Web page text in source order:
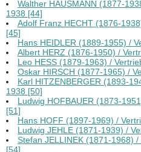
Walther HAUSMANN (1877-
1938 [44]
Adolf Franz HECHT (1876-
[45]
Hans HEIDLER (1889-1955) /
Albert HERZ (1876-1950) /
Leo HESS (1879-1963) /
Oskar HIRSCH (1877-1965) /
Karl HITZENBERGER (1893-
1938 [50]
Ludwig HOFBAUER (1873-
[51]
Hans HOFF (1897-1969) /
Ludwig JEHLE (1871-1939) /
Stefan JELLINEK (1871-1968)
[54]